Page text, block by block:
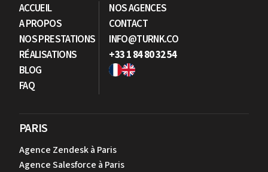
ACCUEIL
A PROPOS
NOS PRESTATIONS
RÉALISATIONS
BLOG
FAQ
NOS AGENCES
CONTACT
INFO@TURNK.CO
+33 1 84 80 32 54
PARIS
Agence Zendesk à Paris
Agence Salesforce à Paris